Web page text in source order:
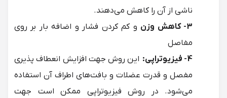
ناشی از آن را کاهش می‌دهند.
3- کاهش وزن
و کم کردن فشار و اضافه بار بر روی
مفاصل
4- فیزیوتراپی:
این روش جهت افزایش انعطاف پذیری
مفصل و قدرت عضلات و بافت‌های اطراف آن استفاده
می‌شود. در روش فیزیوتراپی ممکن است جهت